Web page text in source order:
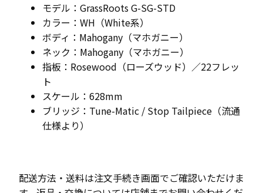
モデル：GrassRoots G-SG-STD
カラー：WH（White系）
ボディ：Mahogany（マホガニー）
ネック：Mahogany（マホガニー）
指板：Rosewood（ローズウッド）／22フレッ
ト
スケール：628mm
ブリッジ：Tune-Matic / Stop Tailpiece（流通
仕様より）
配送方法・送料は注文手続き画面でご確認いただけま